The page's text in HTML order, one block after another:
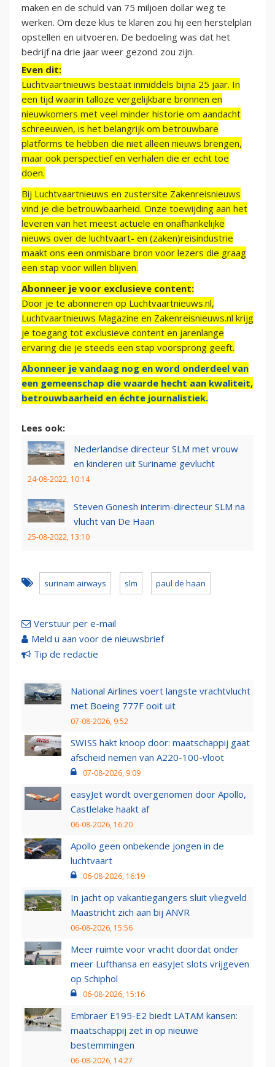
maken en de schuld van 75 miljoen dollar weg te
werken. Om deze klus te klaren zou hij een herstelplan
opstellen en uitvoeren. De bedoeling was dat het
bedrijf na drie jaar weer gezond zou zijn.
Even dit:
Luchtvaartnieuws bestaat inmiddels bijna 25 jaar. In
een tijd waarin talloze vergelijkbare bronnen en
nieuwkomers met veel minder historie om aandacht
schreeuwen, is het belangrijk om betrouwbare
platforms te hebben die niet alleen nieuws brengen,
maar ook perspectief en verhalen die er echt toe
doen.
Bij Luchtvaartnieuws en zustersite Zakenreisnieuws
vind je die betrouwbaarheid. Onze toewijding aan het
leveren van het meest actuele en onafhankelijke
nieuws over de luchtvaart- en (zaken)reisindustrie
maakt ons een onmisbare bron voor lezers die graag
een stap voor willen blijven.
Abonneer je voor exclusieve content:
Door je te abonneren op Luchtvaartnieuws.nl,
Luchtvaartnieuws Magazine en Zakenreisnieuws.nl krijg
je toegang tot exclusieve content en jarenlange
ervaring die je steeds een stap voorsprong geeft.
Abonneer je vandaag nog en word onderdeel van
een gemeenschap die waarde hecht aan kwaliteit,
betrouwbaarheid en échte journalistiek.
Lees ook:
Nederlandse directeur SLM met vrouw
en kinderen uit Suriname gevlucht
24-08-2022, 10:14
Steven Gonesh interim-directeur SLM na
vlucht van De Haan
25-08-2022, 13:10
surinam airways slm paul de haan
Verstuur per e-mail
Meld u aan voor de nieuwsbrief
Tip de redactie
National Airlines voert langste vrachtvlucht
met Boeing 777F ooit uit
07-08-2026, 9:52
SWISS hakt knoop door: maatschappij gaat
afscheid nemen van A220-100-vloot
07-08-2026, 9:09
easyJet wordt overgenomen door Apollo,
Castlelake haakt af
06-08-2026, 16:20
Apollo geen onbekende jongen in de
luchtvaart
06-08-2026, 16:19
In jacht op vakantiegangers sluit vliegveld
Maastricht zich aan bij ANVR
06-08-2026, 15:56
Meer ruimte voor vracht doordat onder
meer Lufthansa en easyJet slots vrijgeven
op Schiphol
06-08-2026, 15:16
Embraer E195-E2 biedt LATAM kansen:
maatschappij zet in op nieuwe
bestemmingen
06-08-2026, 14:27